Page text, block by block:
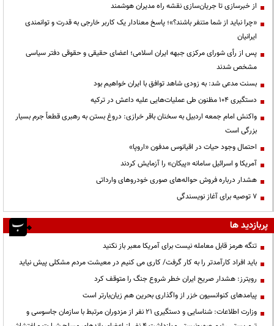
از خبرسازی تا جریان‌سازی نقشه راه مدیران هوشمند
«چرا نباید از شما متنفر باشند؟»؛ پاسخ معنادار یک کاربر خارجی به قدرت و توانمندی
ایرانیان
پس از رأی شورای مرکزی جبهه ایران اسلامی؛ اعضای حقیقی و حقوقی دفتر سیاسی
مشخص شدند
بسنت مدعی شد: به زودی شاهد توافق با ایران خواهیم بود
دستگیری ۱۰۴ مظنون طی عملیات‌هایی علیه داعش در ترکیه
واکنش امام جمعه اردبیل به سخنان باقر خرازی: دروغ بستن به رهبری قطعاً جرم بسیار
بزرگی است
احتمال وجود حیات در اقیانوس مدفون «اروپا»
آمریکا و اسرائیل سامانه «پیکان» را آزمایش کردند
هشدار درباره فروش حواله‌های صوری خودروهای وارداتی
۷ توصیه برای آغاز نویسندگی
پربازدید ها
تنگه هرمز قابل معامله نیست برای آمریکا معبر باز نکنید
باید افراد کارآمدتر را به کار گرفت/ کاری می کنیم در معیشت مردم مشکلی پیش نیاید
رویترز: هشدار صریح ایران خطر شروع جنگ را متوقف کرد
پیامدهای کنوانسیون خزر از واگذاری بحرین هم زیان‌بارتر است
وزارت اطلاعات: شناسایی و دستگیری ۲۱ نفر از مزدوران مرتبط با سازمان جاسوسی و